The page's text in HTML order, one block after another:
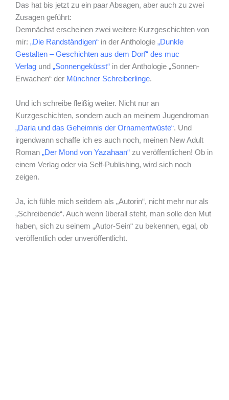
Das hat bis jetzt zu ein paar Absagen, aber auch zu zwei
Zusagen geführt:
Demnächst erscheinen zwei weitere Kurzgeschichten von
mir: „Die Randständigen“ in der Anthologie „Dunkle
Gestalten – Geschichten aus dem Dorf“ des muc
Verlag und „Sonnengeküsst“ in der Anthologie „Sonnen-
Erwachen“ der Münchner Schreiberlinge.
Und ich schreibe fleißig weiter. Nicht nur an
Kurzgeschichten, sondern auch an meinem Jugendroman
„Daria und das Geheimnis der Ornamentwüste“. Und
irgendwann schaffe ich es auch noch, meinen New Adult
Roman „Der Mond von Yazahaan“ zu veröffentlichen! Ob in
einem Verlag oder via Self-Publishing, wird sich noch
zeigen.
Ja, ich fühle mich seitdem als „Autorin“, nicht mehr nur als
„Schreibende“. Auch wenn überall steht, man solle den Mut
haben, sich zu seinem „Autor-Sein“ zu bekennen, egal, ob
veröffentlich oder unveröffentlicht.